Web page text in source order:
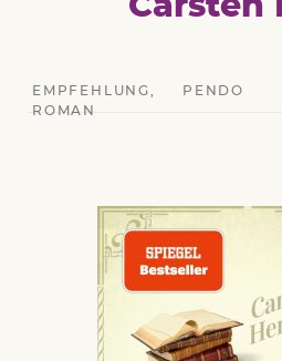
Carsten
EMPFEHLUNG
ROMAN
PENDO